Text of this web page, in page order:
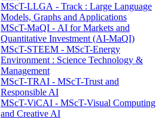
MScT-LLGA - Track : Large Language
Models, Graphs and Applications
MScT-MaQI - AI for Markets and
Quantitative Investment (AI-MaQI)
MScT-STEEM - MScT-Energy
Environment : Science Technology &
Management
MScT-TRAI - MScT-Trust and
Responsible AI
MScT-ViCAI - MScT-Visual Computing
and Creative AI